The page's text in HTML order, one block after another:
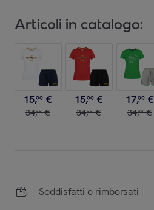
Articoli in catalogo:
15,99 €
34,99 €
15,99 €
34,99 €
17,99 €
34,99 €
Soddisfatti o rimborsati